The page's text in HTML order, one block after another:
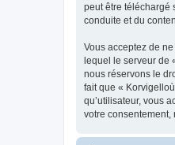
peut être téléchargé
conduite et du
Vous acceptez de
lequel le serveur de
nous réservons le
fait que «
qu’utilisateur, vous
votre consentement,